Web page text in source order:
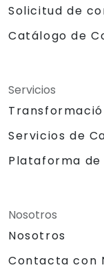
Solicitud de
Catálogo de
Servicios
Servicios de
Plataforma
Nosotros
Nosotros
Contacta con